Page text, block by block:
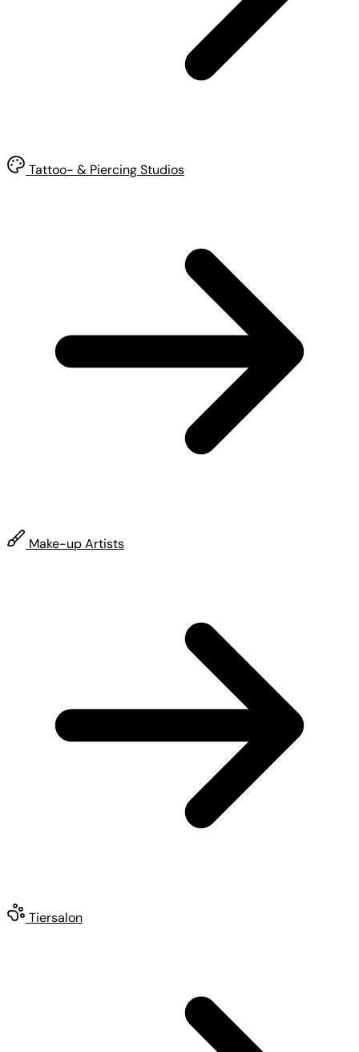
Tattoo- & Piercing Studios
Make-up Artists
Tiersalon